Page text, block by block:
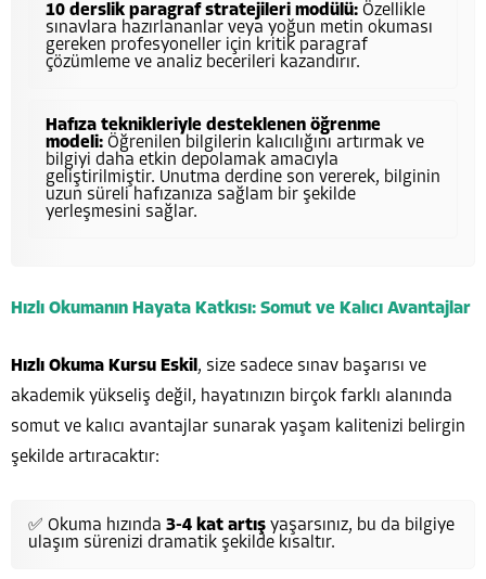
10 derslik paragraf stratejileri modülü: Özellikle
sınavlara hazırlananlar veya yoğun metin okuması
gereken profesyoneller için kritik paragraf
çözümleme ve analiz becerileri kazandırır.
Hafıza teknikleriyle desteklenen öğrenme
modeli: Öğrenilen bilgilerin kalıcılığını artırmak ve
bilgiyi daha etkin depolamak amacıyla
geliştirilmiştir. Unutma derdine son vererek, bilginin
uzun süreli hafızanıza sağlam bir şekilde
yerleşmesini sağlar.
Hızlı Okumanın Hayata Katkısı: Somut ve Kalıcı Avantajlar
Hızlı Okuma Kursu Eskil , size sadece sınav başarısı ve
akademik yükseliş değil, hayatınızın birçok farklı alanında
somut ve kalıcı avantajlar sunarak yaşam kalitenizi belirgin
şekilde artıracaktır:
✅ Okuma hızında 3-4 kat artış yaşarsınız, bu da bilgiye
ulaşım sürenizi dramatik şekilde kısaltır.